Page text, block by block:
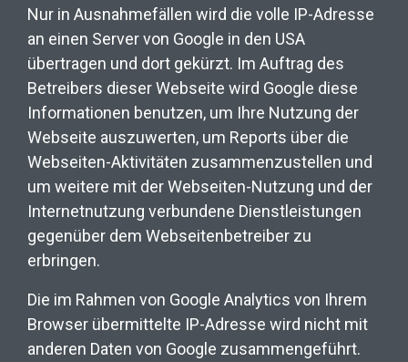
Nur in Ausnahmefällen wird die volle IP-Adresse
an einen Server von Google in den USA
übertragen und dort gekürzt. Im Auftrag des
Betreibers dieser Webseite wird Google diese
Informationen benutzen, um Ihre Nutzung der
Webseite auszuwerten, um Reports über die
Webseiten-Aktivitäten zusammenzustellen und
um weitere mit der Webseiten-Nutzung und der
Internetnutzung verbundene Dienstleistungen
gegenüber dem Webseitenbetreiber zu
erbringen.
Die im Rahmen von Google Analytics von Ihrem
Browser übermittelte IP-Adresse wird nicht mit
anderen Daten von Google zusammengeführt.